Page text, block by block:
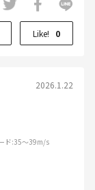
Like! 0
2026.1.22
ド:35～39m/s